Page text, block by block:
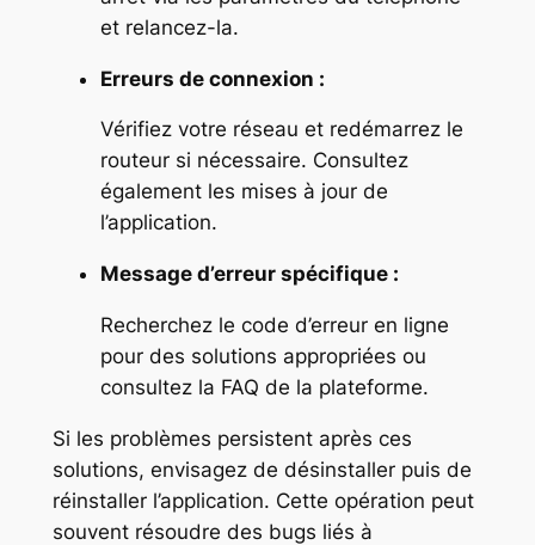
et relancez-la.
Erreurs de connexion :
Vérifiez votre réseau et redémarrez le
routeur si nécessaire. Consultez
également les mises à jour de
l’application.
Message d’erreur spécifique :
Recherchez le code d’erreur en ligne
pour des solutions appropriées ou
consultez la FAQ de la plateforme.
Si les problèmes persistent après ces
solutions, envisagez de désinstaller puis de
réinstaller l’application. Cette opération peut
souvent résoudre des bugs liés à